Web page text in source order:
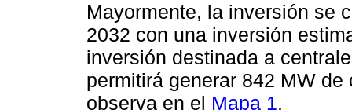
Mayormente, la inversión se
2032 con una inversión
inversión destinada a
permitirá generar 842 MW
observa en el Mapa 1.